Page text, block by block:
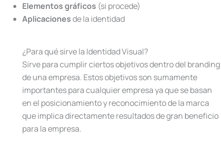
Elementos gráficos (si procede)
Aplicacionesde la identidad
¿Para qué sirve la Identidad Visual?
Sirve para cumplir ciertos objetivos dentro del branding
de una empresa. Estos objetivos son sumamente
importantes para cualquier empresa ya que se basan
en el posicionamiento y reconocimiento de la marca
que implica directamente resultados de gran beneficio
para la empresa.